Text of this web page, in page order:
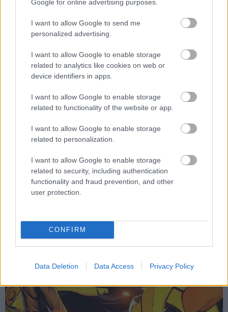
Google for online advertising purposes.
I want to allow Google to send me
personalized advertising.
I want to allow Google to enable storage
related to analytics like cookies on web or
device identifiers in apps.
I want to allow Google to enable storage
related to functionality of the website or app.
I want to allow Google to enable storage
related to personalization.
I want to allow Google to enable storage
related to security, including authentication
functionality and fraud prevention, and other
user protection.
CONFIRM
Data Deletion Data Access Privacy Policy
ΘΕΜΑΤΑ / ΣΧΟΛΙΑ
Τέλος τα games για PlayStation σε
υλική μορφή από το 2028
Η Sony κάνει το τελικό βήμα προς την διανομή τους αποκλειστικά